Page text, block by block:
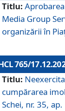
Titlu:
Media Group
organizării în
765/
Titlu:
cumpărarea
Schei, nr. 35,